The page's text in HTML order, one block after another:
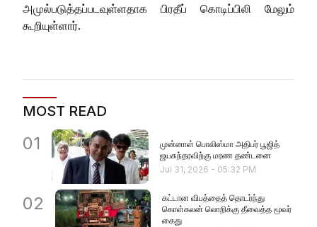
அமுல்படுத்தப்படவுள்ளதாக பிரதீப் கொடிப்பிலி மேலும்
கூறியுள்ளார்.
MOST READ
01
முன்னாள் பொலிஸ்மா அதிபர் பூஜித்
ஜயசுந்தரவிற்கு மரண தண்டனை
Jul 31, 2026 - 05:32 PM
02
கட்டான விபத்தைத் தொடர்ந்து
கொள்கலன் லொறிக்கு தீவைத்த மூவர்
கைது